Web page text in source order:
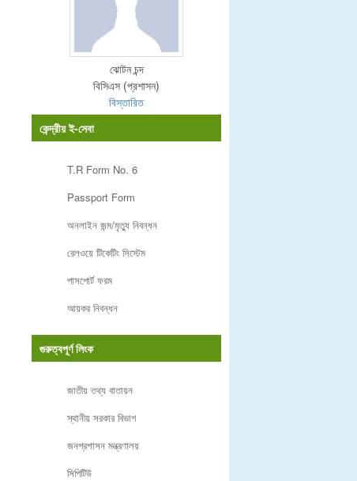
ঝোটন চন্দ
বিসিএস (প্রশাসন)
বিস্তারিত
কেন্দ্রীয় ই-সেবা
T.R Form No. 6
Passport Form
অনলাইন জন্ম/মৃত্যু নিবন্ধন
রেলওয়ে টিকেটিং সিস্টেম
পাসপোর্ট ফরম
আয়কর নিবন্ধন
গুরুত্বপূর্ণ লিংক
জাতীয় তথ্য বাতায়ন
স্থানীয় সরকার বিভাগ
জনপ্রশাসন মন্ত্রণালয়
সিপিটিউ